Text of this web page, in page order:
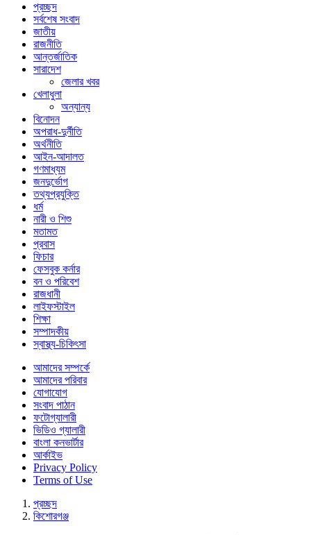
প্রচ্ছদ
সর্বশেষ সংবাদ
জাতীয়
রাজনীতি
আন্তর্জাতিক
সারাদেশ
জেলার খবর
খেলাধুলা
অন্যান্য
বিনোদন
অপরাধ-দুর্নীতি
অর্থনীতি
আইন-আদালত
গণমাধ্যম
জনদুর্ভোগ
তথ্যপ্রযুক্তি
ধর্ম
নারী ও শিশু
মতামত
প্রবাস
ফিচার
ফেসবুক কর্নার
বন ও পরিবেশ
রাজধানী
লাইফস্টাইল
শিক্ষা
সম্পাদকীয়
স্বাস্থ্য-চিকিৎসা
আমাদের সম্পর্কে
আমাদের পরিবার
যোগাযোগ
সংবাদ পাঠান
ফটোগ্যালারী
ভিডিও গ্যালারী
বাংলা কনভার্টার
আর্কাইভ
Privacy Policy
Terms of Use
প্রচ্ছদ
কিশোরগঞ্জ